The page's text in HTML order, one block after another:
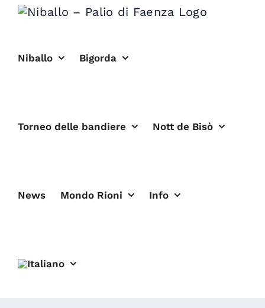
Salta
Niballo Bigorda
Torneo delle bandiere Nott de Bisò
News Mondo Rioni Info